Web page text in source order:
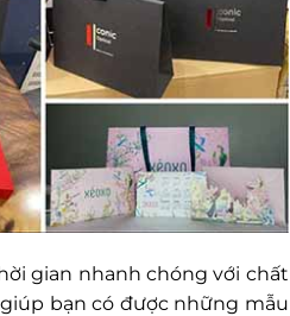
gian nhanh chóng với chất
bạn có được những mẫu